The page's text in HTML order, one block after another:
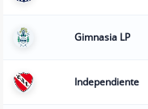
Gimnasia LP
Independiente